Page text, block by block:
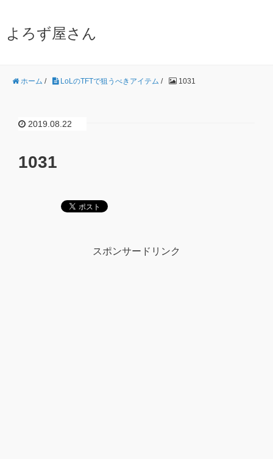
よろず屋さん
ホーム / LoLのTFTで狙うべきアイテム / 1031
2019.08.22
1031
スポンサードリンク